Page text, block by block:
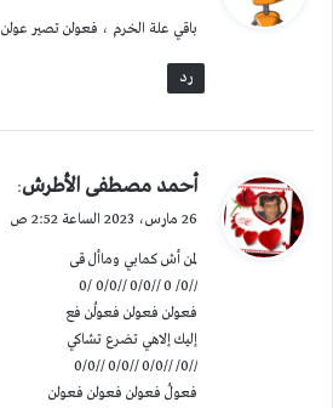
ل
باقي علة الخرم ، فعولن تصير عولن
رد
ي
ل
أحمد مصطفى الأطرش:
26 مارس، 2023 الساعة 2:52 ص
لمن أش كمابي وماأل قى
//0/ 0 //0/0 //0/0 /0
فعولن فعولن فعولُن فع
إليك إلاهي تضرع تشاكي
//0/ //0/0 //0/0 //0/0
فعولُ فعولن فعولن فعولن